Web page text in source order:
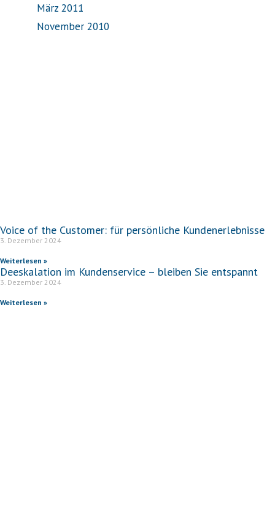
März 2011
November 2010
Voice of the Customer: für persönliche Kundenerlebnisse
3. Dezember 2024
Weiterlesen »
Deeskalation im Kundenservice – bleiben Sie entspannt
3. Dezember 2024
Weiterlesen »